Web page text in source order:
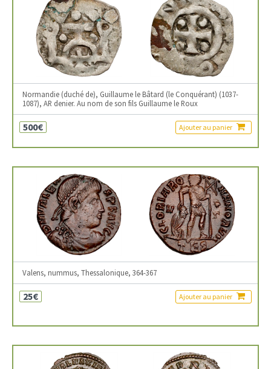
Normandie (duché de), Guillaume le Bâtard (le Conquérant) (1037-
1087), AR denier. Au nom de son fils Guillaume le Roux
500€ Ajouter au panier
Valens, nummus, Thessalonique, 364-367
25€ Ajouter au panier